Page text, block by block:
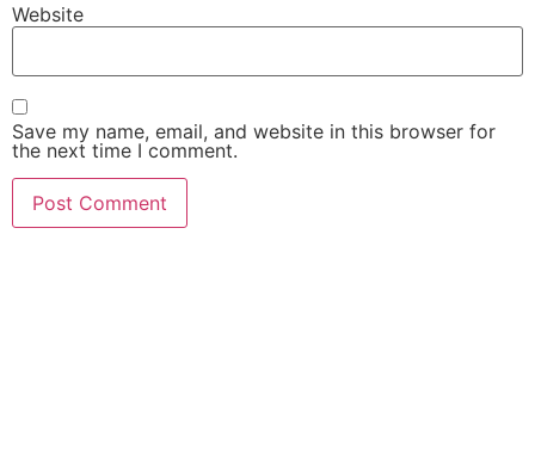
Website
Save my name, email, and website in this browser for
the next time I comment.